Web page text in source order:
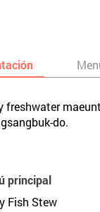
freshwater
do.
principal
Fish Stew